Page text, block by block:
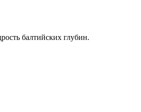
балтийских глубин.